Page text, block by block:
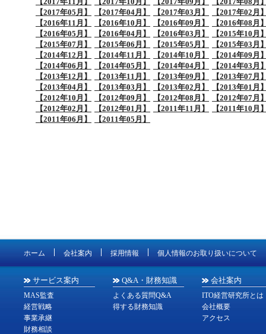
【2017年05月】
【2017年04月】 【2017年03月】
【2017年02月
【2016年11月】
【2016年10月】 【2016年09月】
【2016年08月
【2016年05月】
【2016年04月】 【2016年03月】
【2015年10月
【2015年07月】
【2015年06月】 【2015年05月】
【2015年03月
【2014年12月】
【2014年11月】 【2014年10月】
【2014年09月
【2014年06月】
【2014年05月】 【2014年04月】
【2014年03月
【2013年12月】
【2013年11月】 【2013年09月】
【2013年07月
【2013年04月】
【2013年03月】 【2013年02月】
【2013年01月
【2012年10月】
【2012年09月】 【2012年08月】
【2012年07月
【2012年02月】
【2012年01月】 【2011年11月】
【2011年10月
【2011年06月】
【2011年05月】
ホーム 会社案内 採用情報 個人情報のお取り扱いについて
サービス案内
MAS監査
経営戦略
事業承継
財務相談
Q&A・財務知識
よくある質問Q&A
得する財務知識
会社案内
ITO経営研究所とは
会社概要
アクセス